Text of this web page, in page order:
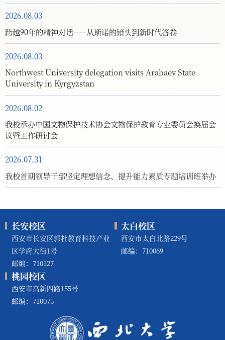
2026.08.03
跨越90年的精神对话——从斯诺的镜头到新时代答卷
2026.08.03
Northwest University delegation visits Arabaev State
University in Kyrgyzstan
2026.08.02
我校承办中国文物保护技术协会文物保护教育专业委员会换届会
议暨工作研讨会
2026.07.31
我校首期领导干部坚定理想信念、提升能力素质专题培训班举办
长安校区
西安市长安区郭杜教育科技产业
区学府大街1号
邮编：710127
太白校区
西安市太白北路229号
邮编：710069
桃园校区
西安市高新四路155号
邮编：710075